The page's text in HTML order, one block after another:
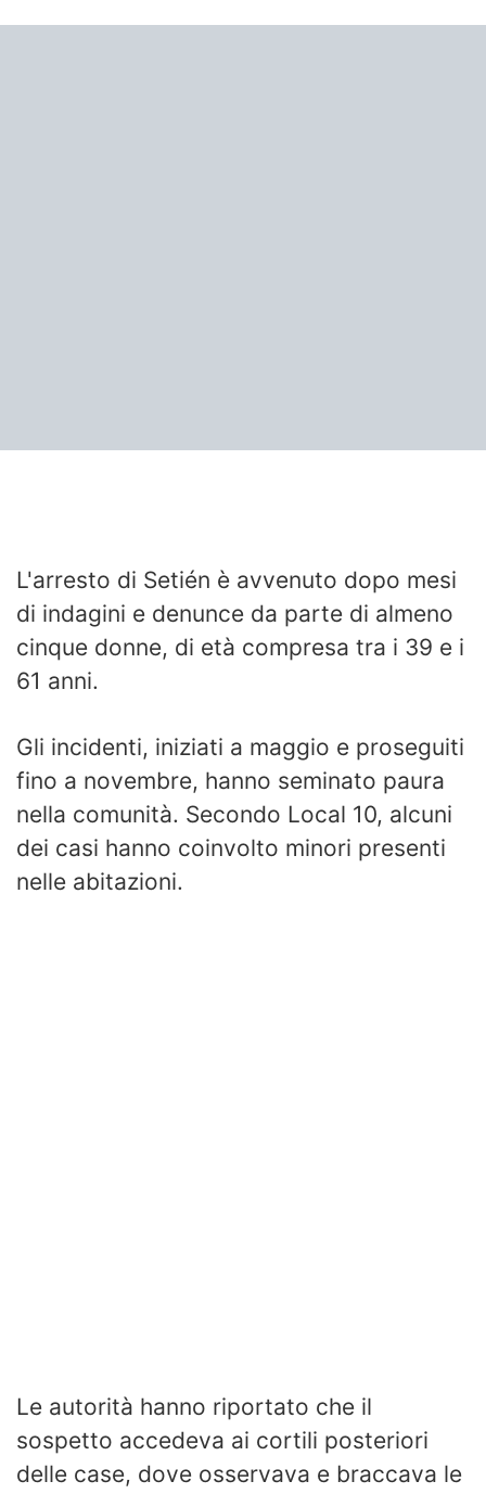
L'arresto di Setién è avvenuto dopo mesi
di indagini e denunce da parte di almeno
cinque donne, di età compresa tra i 39 e i
61 anni.
Gli incidenti, iniziati a maggio e proseguiti
fino a novembre, hanno seminato paura
nella comunità. Secondo Local 10, alcuni
dei casi hanno coinvolto minori presenti
nelle abitazioni.
Le autorità hanno riportato che il
sospetto accedeva ai cortili posteriori
delle case, dove osservava e braccava le